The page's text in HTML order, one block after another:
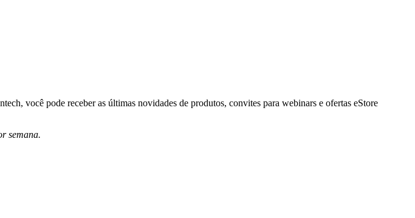
você pode receber as últimas novidades de produtos, convites para webinars e ofertas eStore
semana.